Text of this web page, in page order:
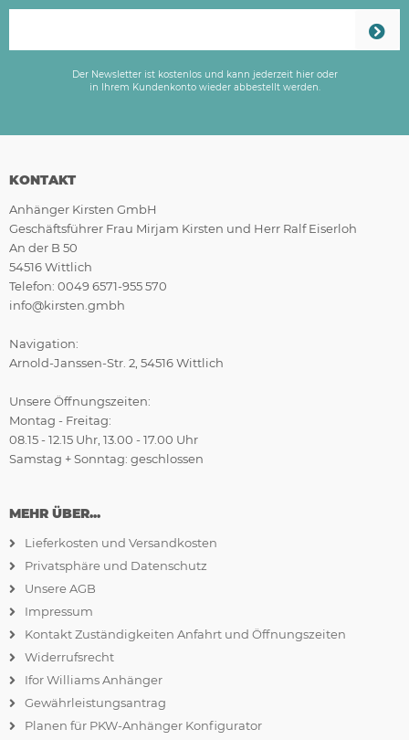
Der Newsletter ist kostenlos und kann jederzeit hier oder
in Ihrem Kundenkonto wieder abbestellt werden.
KONTAKT
Anhänger Kirsten GmbH
Geschäftsführer Frau Mirjam Kirsten und Herr Ralf Eiserloh
An der B 50
54516 Wittlich
Telefon: 0049 6571-955 570
info@kirsten.gmbh
Navigation:
Arnold-Janssen-Str. 2, 54516 Wittlich
Unsere Öffnungszeiten:
Montag - Freitag:
08.15 - 12.15 Uhr, 13.00 - 17.00 Uhr
Samstag + Sonntag: geschlossen
MEHR ÜBER...
Lieferkosten und Versandkosten
Privatsphäre und Datenschutz
Unsere AGB
Impressum
Kontakt Zuständigkeiten Anfahrt und Öffnungszeiten
Widerrufsrecht
Ifor Williams Anhänger
Gewährleistungsantrag
Planen für PKW-Anhänger Konfigurator